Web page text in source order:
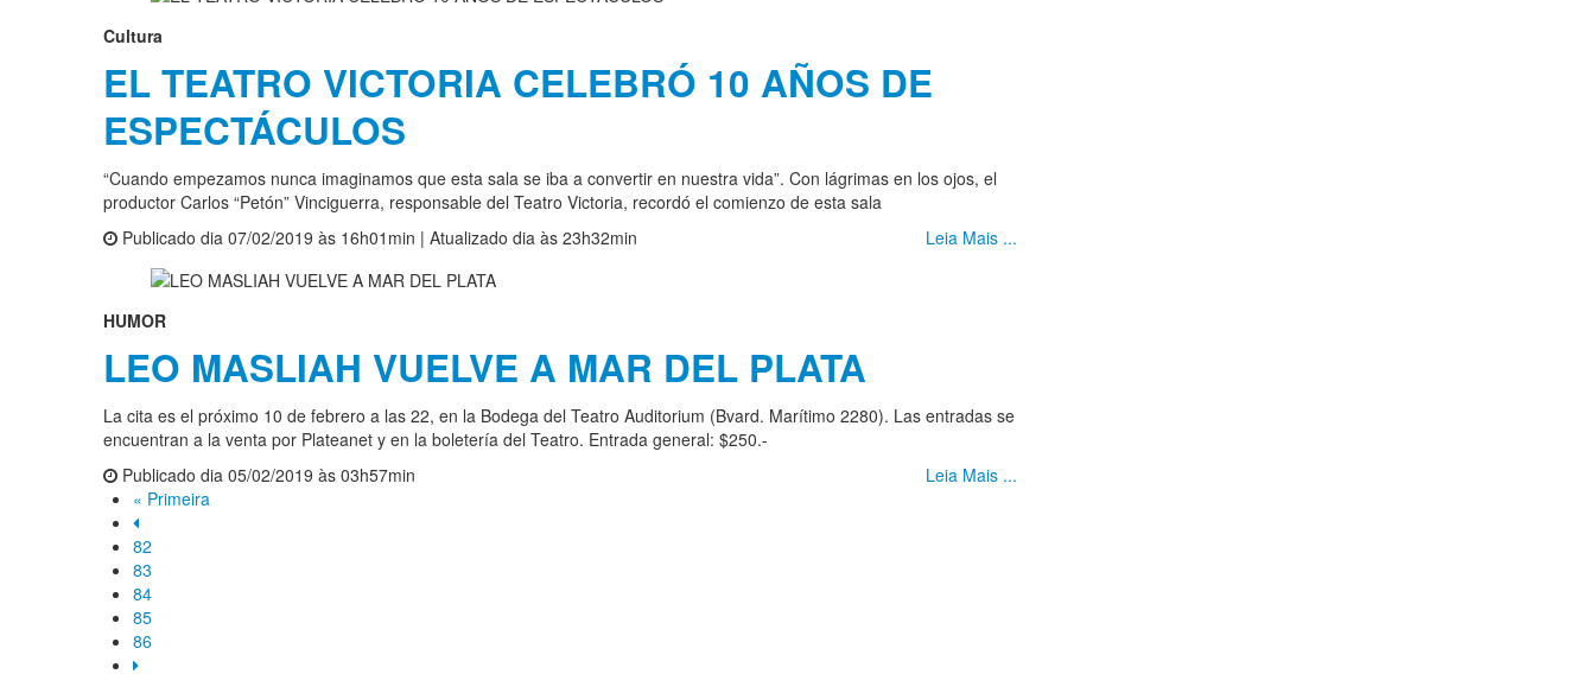
Cultura
EL TEATRO VICTORIA CELEBRÓ 10 AÑOS DE
ESPECTÁCULOS
“Cuando empezamos nunca imaginamos que esta sala se iba a convertir en nuestra vida”. Con lágrimas en los ojos, el
productor Carlos “Petón” Vinciguerra, responsable del Teatro Victoria, recordó el comienzo de esta sala
Publicado dia 07/02/2019 às 16h01min | Atualizado dia às 23h32min
Leia Mais ...
HUMOR
LEO MASLIAH VUELVE A MAR DEL PLATA
La cita es el próximo 10 de febrero a las 22, en la Bodega del Teatro Auditorium (Bvard. Marítimo 2280). Las entradas se
encuentran a la venta por Plateanet y en la boletería del Teatro. Entrada general: $250.-
Publicado dia 05/02/2019 às 03h57min
Leia Mais ...
« Primeira
82
83
84
85
86